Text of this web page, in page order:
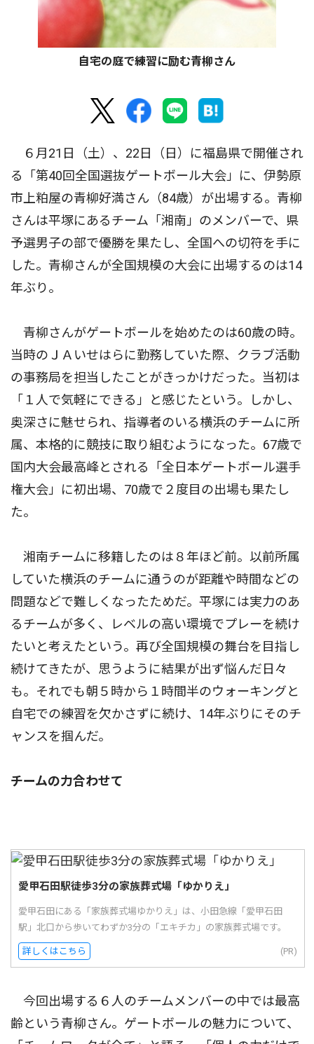
自宅の庭で練習に励む青柳さん
６月21日（土）、22日（日）に福島県で開催され
る「第40回全国選抜ゲートボール大会」に、伊勢原
市上粕屋の青柳好満さん（84歳）が出場する。青柳
さんは平塚にあるチーム「湘南」のメンバーで、県
予選男子の部で優勝を果たし、全国への切符を手に
した。青柳さんが全国規模の大会に出場するのは14
年ぶり。
青柳さんがゲートボールを始めたのは60歳の時。
当時のＪＡいせはらに勤務していた際、クラブ活動
の事務局を担当したことがきっかけだった。当初は
「１人で気軽にできる」と感じたという。しかし、
奥深さに魅せられ、指導者のいる横浜のチームに所
属、本格的に競技に取り組むようになった。67歳で
国内大会最高峰とされる「全日本ゲートボール選手
権大会」に初出場、70歳で２度目の出場も果たし
た。
湘南チームに移籍したのは８年ほど前。以前所属
していた横浜のチームに通うのが距離や時間などの
問題などで難しくなったためだ。平塚には実力のあ
るチームが多く、レベルの高い環境でプレーを続け
たいと考えたという。再び全国規模の舞台を目指し
続けてきたが、思うように結果が出ず悩んだ日々
も。それでも朝５時から１時間半のウォーキングと
自宅での練習を欠かさずに続け、14年ぶりにそのチ
ャンスを掴んだ。
チームの力合わせて
愛甲石田駅徒歩3分の家族葬式場「ゆかりえ」
愛甲石田にある「家族葬式場ゆかりえ」は、小田急線「愛甲石田
駅」北口から歩いてわずか3分の「エキチカ」の家族葬式場です。
詳しくはこちら (PR)
今回出場する６人のチームメンバーの中では最高
齢という青柳さん。ゲートボールの魅力について、